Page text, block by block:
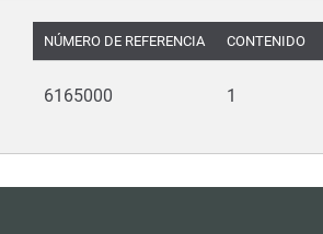
NÚMERO DE REFERENCIA CONTENIDO
6165000 1